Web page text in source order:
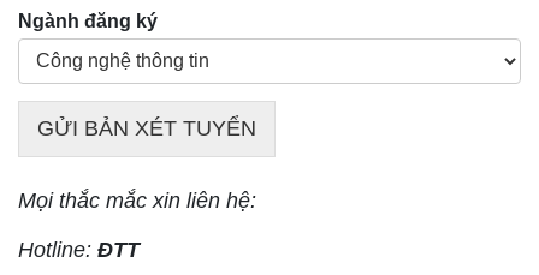
Ngành đăng ký
GỬI BẢN XÉT TUYỂN
Mọi thắc mắc xin liên hệ:
Hotline: ĐTT